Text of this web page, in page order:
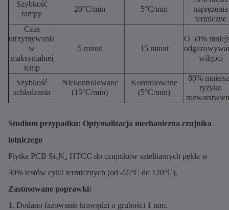
Szybkość
rampy
20°C/min 5°C/min
naprężenia
termiczne
Czas
utrzymywania
w
maksymalnej
temp
5 minut 15 minut
O 50%
wilgoci
Szybkość
schładzania
Niekontrolowane
(15°C/min)
Kontrolowane
(5°C/min)
80%
ryzyko
Studium przypadku: Optymalizacja mechaniczna czujnika
lotniczego
Płytka PCB Si₃N₄ HTCC do czujników satelitarnych pękła w
30% testów cykli termicznych (od -55°C do 120°C).
Zastosowane poprawki:
1. Dodano fazowanie krawędzi o grubości 1 mm.